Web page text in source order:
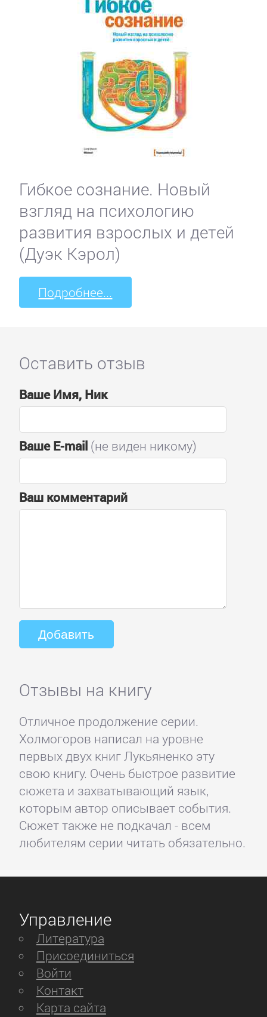
Гибкое сознание. Новый
взгляд на психологию
развития взрослых и детей
(Дуэк Кэрол)
Подробнее...
Оставить отзыв
Ваше Имя, Ник
Ваше E-mail(не виден никому)
Ваш комментарий
Отзывы на книгу
Отличное продолжение серии.
Холмогоров написал на уровне
первых двух книг Лукьяненко эту
свою книгу. Очень быстрое развитие
сюжета и захватывающий язык,
которым автор описывает события.
Сюжет также не подкачал - всем
любителям серии читать обязательно.
Управление
Литература
Присоединиться
Войти
Контакт
Карта сайта